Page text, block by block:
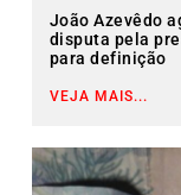
João Azevêdo
disputa pela
para definição
VEJA MAIS...